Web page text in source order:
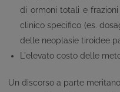
di ormoni totali e
clinico specifico (es.
delle neoplasie tiroidee
L'elevato costo delle
Un discorso a parte